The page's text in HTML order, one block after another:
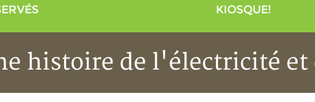
KIOSQUE!
histoire de l'électricité et